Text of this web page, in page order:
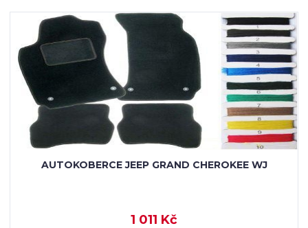
AUTOKOBERCE JEEP GRAND CHEROKEE WJ
1 011 Kč